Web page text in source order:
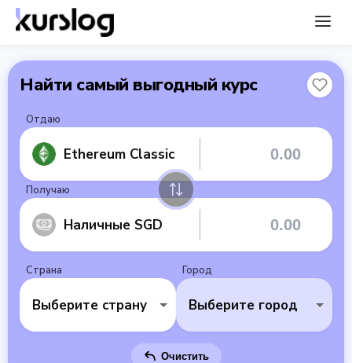
Найти самый выгодный курс
Отдаю
Ethereum Classic
Получаю
Наличные SGD
Страна
Выберите страну
Город
Выберите город
Очистить